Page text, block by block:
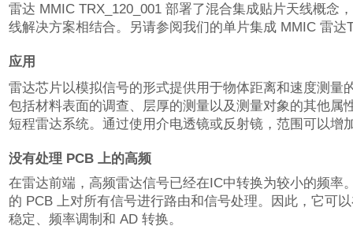
雷达 MMIC TRX_120_001 部署了混合集成贴片天线概念
线解决方案相结合。
另请参阅我们的单片集成 MMIC 雷达
应用
雷达芯片以模拟信号的形式提供用于物体距离和速度测量
包括材料表面的调查、层厚的测量以及测量对象的其他属
短程雷达系统。 通过使用介电透镜或反射镜，范围可以增
没有处理 PCB 上的高频
在雷达前端，高频雷达信号已经在IC中转换为较小的频率
的 PCB 上对所有信号进行路由和信号处理。
因此，它可
稳定、频率调制和 AD 转换。